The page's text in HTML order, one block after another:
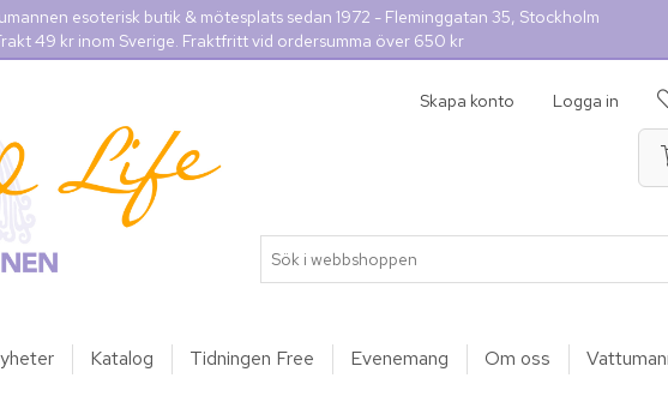
esoterisk butik & mötesplats sedan 1972 - Fleminggatan 35, Stockholm
49 kr inom Sverige. Fraktfritt vid ordersumma över 650 kr
Skapa konto Logga in
Katalog Tidningen Free Evenemang Om oss